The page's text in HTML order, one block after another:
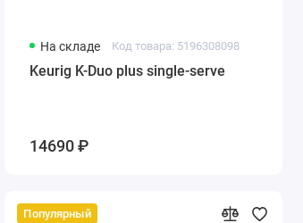
На складе Код товара: 5196308098
Keurig K-Duo plus single-serve
14690 ₽
Популярный